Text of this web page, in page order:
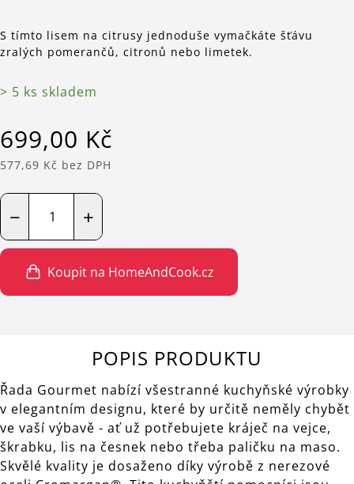
S tímto lisem na citrusy jednoduše vymačkáte šťávu
zralých pomerančů, citronů nebo limetek.
> 5 ks skladem
699,00 Kč
577,69 Kč bez DPH
+
−
Koupit na HomeAndCook.cz
POPIS PRODUKTU
Řada Gourmet nabízí všestranné kuchyňské výrobky
v elegantním designu, které by určitě neměly chybět
ve vaší výbavě - ať už potřebujete kráječ na vejce,
škrabku, lis na česnek nebo třeba paličku na maso.
Skvělé kvality je dosaženo díky výrobě z nerezové